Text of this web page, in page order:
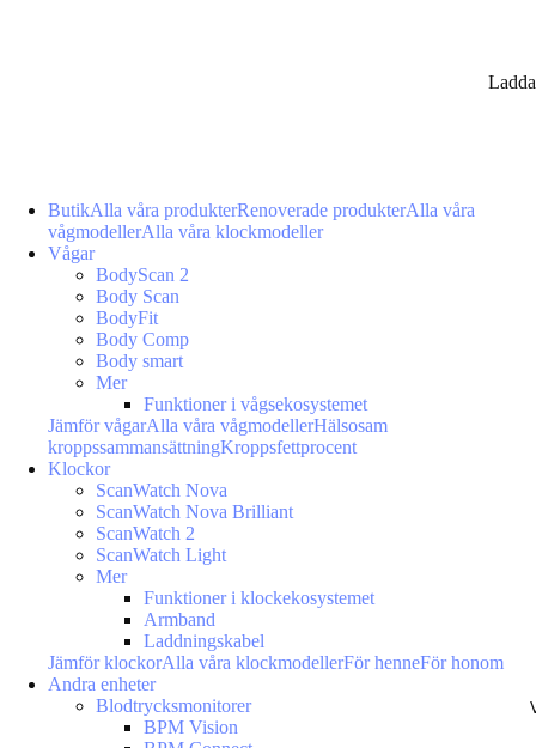
ButikAlla våra produkterRenoverade produkterAlla våra
vågmodellerAlla våra klockmodeller
Vågar
BodyScan 2
Body Scan
BodyFit
Body Comp
Body smart
Mer
Funktioner i vågsekosystemet
Jämför vågarAlla våra vågmodellerHälsosam
kroppssammansättningKroppsfettprocent
Klockor
ScanWatch Nova
ScanWatch Nova Brilliant
ScanWatch 2
ScanWatch Light
Mer
Funktioner i klockekosystemet
Armband
Laddningskabel
Jämför klockorAlla våra klockmodellerFör henneFör honom
Andra enheter
Blodtrycksmonitorer
BPM Vision